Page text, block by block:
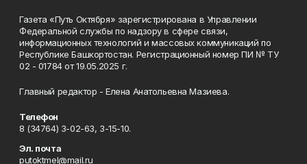
Газета «Путь Октября» зарегистрирована в Управлении
Федеральной службы по надзору в сфере связи,
информационных технологий и массовых коммуникаций по
Республике Башкортостан. Регистрационный номер ПИ № ТУ
02 - 01784 от 19.05.2025 г.
Главный редактор - Елена Анатольевна Мазиева.
Телефон
8 (34764) 3-02-63, 3-15-10.
Эл. почта
putoktmel@mail.ru